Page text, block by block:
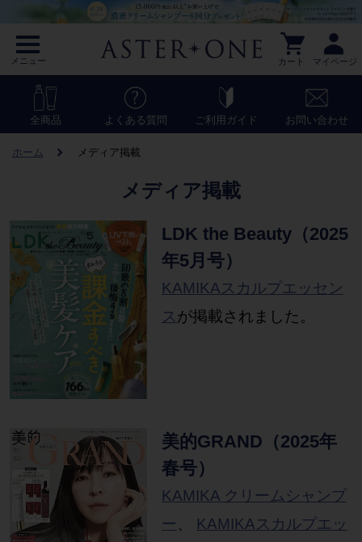
メニュー マイページ
カート
全商品 よくある質問 ご利用ガイド お問い合わせ
ホーム メディア掲載
メディア掲載
LDK the Beauty（2025
年5月号）
KAMIKAスカルプエッセン
スが掲載されました。
美的GRAND（2025年
春号）
KAMIKA クリームシャンプ
ー
KAMIKAスカルプエッ